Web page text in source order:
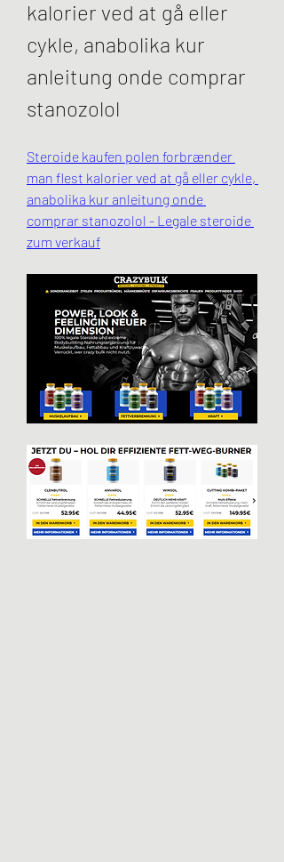
kalorier ved at gå eller
cykle, anabolika kur
anleitung onde comprar
stanozolol
Steroide kaufen polen forbrænder
man flest kalorier ved at gå eller cykle,
anabolika kur anleitung onde
comprar stanozolol - Legale steroide
zum verkauf